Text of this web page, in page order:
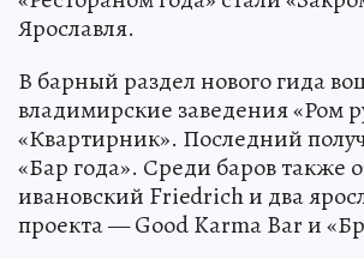
Ярославля.
В барный раздел нового гида
владимирские заведения «Ром
«Квартирник». Последний
«Бар года». Среди баров также
ивановский Friedrich и два
проекта — Good Karma Bar и